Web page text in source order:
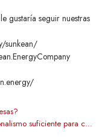
gustaría seguir nuestras
sunkean/
¿Necesito tener un nivel de profesionalismo suficiente para convertirme en distribuidor de SUNKEAN?